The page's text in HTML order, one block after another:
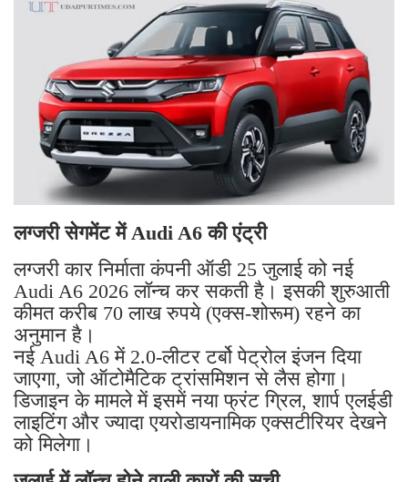
लग्जरी सेगमेंट में Audi A6 की एंट्री
लग्जरी कार निर्माता कंपनी ऑडी 25 जुलाई को नई
Audi A6 2026 लॉन्च कर सकती है। इसकी शुरुआती
कीमत करीब 70 लाख रुपये (एक्स-शोरूम) रहने का
अनुमान है।
नई Audi A6 में 2.0-लीटर टर्बो पेट्रोल इंजन दिया
जाएगा, जो ऑटोमैटिक ट्रांसमिशन से लैस होगा।
डिजाइन के मामले में इसमें नया फ्रंट ग्रिल, शार्प एलईडी
लाइटिंग और ज्यादा एयरोडायनामिक एक्सटीरियर देखने
को मिलेगा।
जुलाई में लॉन्च होने वाली कारों की सूची